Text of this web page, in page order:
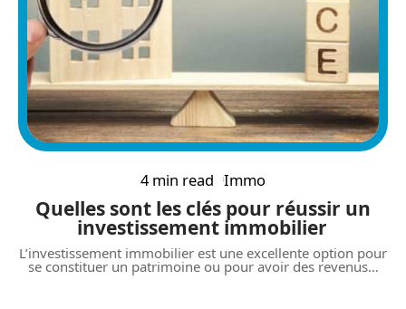
4 min read Immo
Quelles sont les clés pour réussir un
investissement immobilier
L’investissement immobilier est une excellente option pour
se constituer un patrimoine ou pour avoir des revenus…